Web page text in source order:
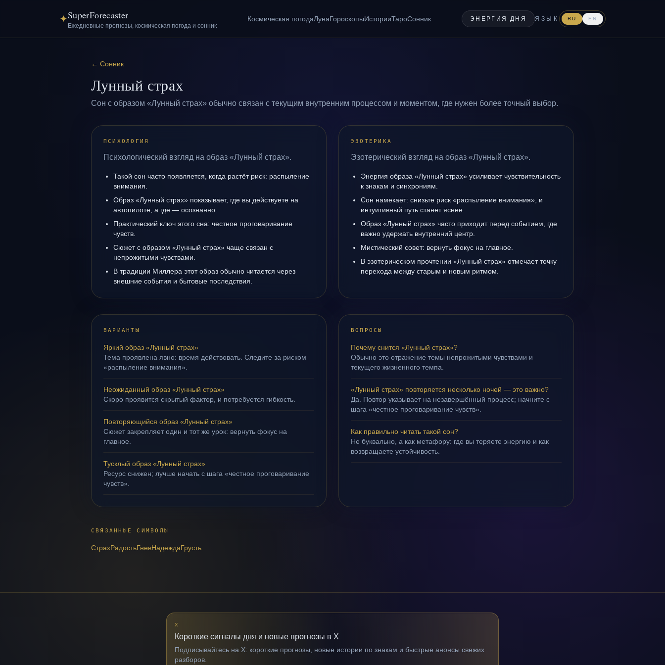
✦SuperForecaster
Ежедневные прогнозы, космическая погода и сонник
Космическая погодаЛунаГороскопыИсторииТароСонник ЭНЕРГИЯ ДНЯ ЯЗЫК RU EN
← Сонник
Лунный страх
Сон с образом «Лунный страх» обычно связан с текущим внутренним процессом и моментом, где нужен более точный выбор.
ПСИХОЛОГИЯ
Психологический взгляд на образ «Лунный страх».
Такой сон часто появляется, когда растёт риск: распыление
внимания.
Образ «Лунный страх» показывает, где вы действуете на
автопилоте, а где — осознанно.
Практический ключ этого сна: честное проговаривание
чувств.
Сюжет с образом «Лунный страх» чаще связан с
непрожитыми чувствами.
В традиции Миллера этот образ обычно читается через
внешние события и бытовые последствия.
ЭЗОТЕРИКА
Эзотерический взгляд на образ «Лунный страх».
Энергия образа «Лунный страх» усиливает чувствительность
к знакам и синхрониям.
Сон намекает: снизьте риск «распыление внимания», и
интуитивный путь станет яснее.
Образ «Лунный страх» часто приходит перед событием, где
важно удержать внутренний центр.
Мистический совет: вернуть фокус на главное.
В эзотерическом прочтении «Лунный страх» отмечает точку
перехода между старым и новым ритмом.
ВАРИАНТЫ
Яркий образ «Лунный страх»
Тема проявлена явно: время действовать. Следите за риском
«распыление внимания».
Неожиданный образ «Лунный страх»
Скоро проявится скрытый фактор, и потребуется гибкость.
Повторяющийся образ «Лунный страх»
Сюжет закрепляет один и тот же урок: вернуть фокус на
главное.
Тусклый образ «Лунный страх»
Ресурс снижен; лучше начать с шага «честное проговаривание
чувств».
ВОПРОСЫ
Почему снится «Лунный страх»?
Обычно это отражение темы непрожитыми чувствами и
текущего жизненного темпа.
«Лунный страх» повторяется несколько ночей — это важно?
Да. Повтор указывает на незавершённый процесс; начните с
шага «честное проговаривание чувств».
Как правильно читать такой сон?
Не буквально, а как метафору: где вы теряете энергию и как
возвращаете устойчивость.
СВЯЗАННЫЕ СИМВОЛЫ
СтрахРадостьГневНадеждаГрусть
X
Короткие сигналы дня и новые прогнозы в X
Подписывайтесь на X: короткие прогнозы, новые истории по знакам и быстрые анонсы свежих
разборов.